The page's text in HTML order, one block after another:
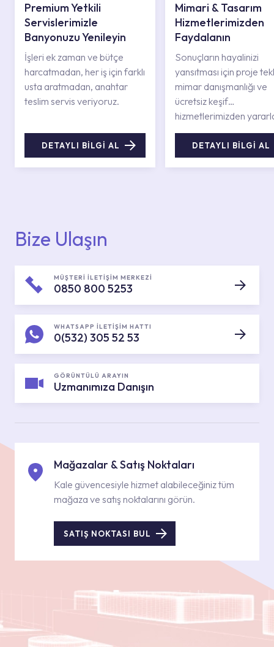
Premium Yetkili
Servislerimizle
Banyonuzu Yenileyin
İşleri ek zaman ve bütçe
harcatmadan, her iş için farklı
usta aratmadan, anahtar
teslim servis veriyoruz.
DETAYLI BİLGİ AL
Mimari & Tasarım
Hizmetlerimizden
Faydalanın
Sonuçların hayalinizi
yansıtması için proje
mimar danışmanlığı ve
ücretsiz keşif
hizmetlerimizden
DETAYLI BİLGİ AL
Bize Ulaşın
MÜŞTERİ İLETİŞİM MERKEZİ
0850 800 5253
WHATSAPP İLETİŞİM HATTI
0(532) 305 52 53
GÖRÜNTÜLÜ ARAYIN
Uzmanımıza Danışın
Mağazalar & Satış Noktaları
Kale güvencesiyle hizmet alabileceğiniz tüm
mağaza ve satış noktalarını görün.
SATIŞ NOKTASI BUL